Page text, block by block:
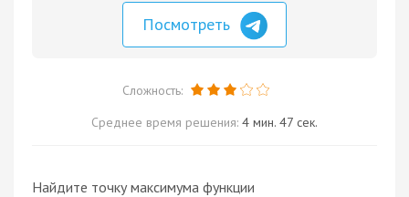
Посмотреть
Сложность:
Среднее время решения: 4 мин. 47 сек.
Найдите точку максимума функции